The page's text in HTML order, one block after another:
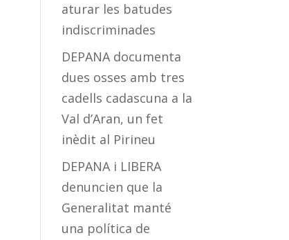
aturar les batudes
indiscriminades
DEPANA documenta
dues osses amb tres
cadells cadascuna a la
Val d’Aran, un fet
inèdit al Pirineu
DEPANA i LIBERA
denuncien que la
Generalitat manté
una política de